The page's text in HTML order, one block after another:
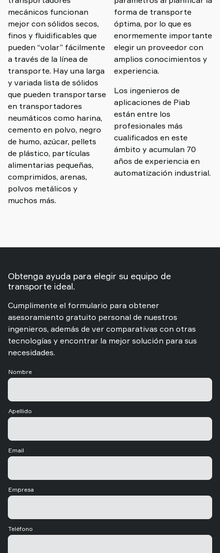
mecánicos funcionan
mejor con sólidos secos,
finos y fluidificables que
pueden “volar” fácilmente
a través de la línea de
transporte. Hay una larga
y variada lista de sólidos
que pueden transportarse
en transportadores
neumáticos como harina,
cemento en polvo, negro
de humo, azúcar, pellets
de plástico, partículas
alimentarias pequeñas,
comprimidos, arenas,
polvos metálicos y
muchos más.
forma de transporte
óptima, por lo que es
enormemente importante
elegir un proveedor con
amplios conocimientos y
experiencia.
Los ingenieros de
aplicaciones de Piab
están entre los
profesionales más
cualificados en este
ámbito y acumulan 70
años de experiencia en
automatización industrial.
Obtenga ayuda para elegir su equipo de
transporte ideal.
Cumplimente el formulario para obtener
asesoramiento gratuito personal de nuestros
ingenieros, además de ver comparativas con otras
tecnologías y encontrar la mejor solución para sus
necesidades.
Nombre
Apellido
Email
Empresa
Teléfono